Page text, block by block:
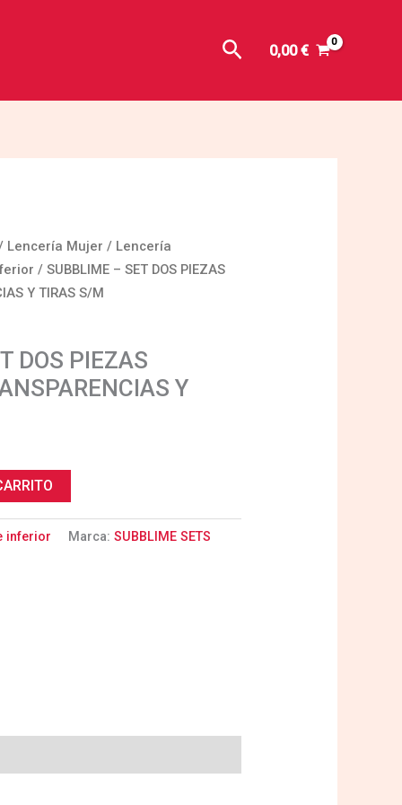
Buscar
0,00€
Lencería Mujer / Lencería
/ SUBBLIME – SET DOS PIEZAS
Y TIRAS S/M
DOS PIEZAS
Y
inferior Marca:SUBBLIME SETS